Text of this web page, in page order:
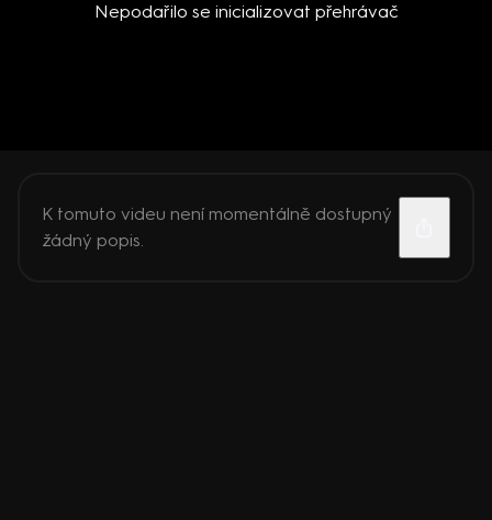
Nepodařilo se inicializovat přehrávač
K tomuto videu není momentálně dostupný
žádný popis.